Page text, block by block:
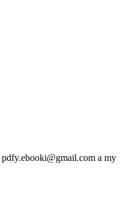
pdfy.ebooki@gmail.com a my